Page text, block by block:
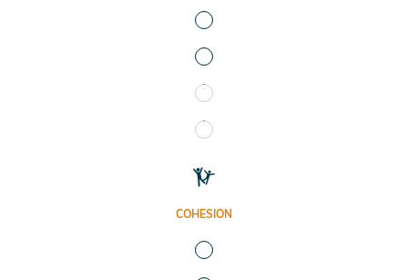
COHESION